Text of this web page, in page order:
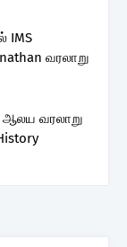
IMS
வரலாறு
ஆலய வரலாறு